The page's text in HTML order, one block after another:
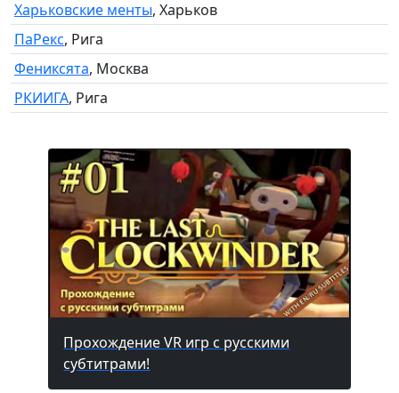
Харьковские менты, Харьков
ПаРекс, Рига
Фениксята, Москва
РКИИГА, Рига
Прохождение VR игр с русскими
субтитрами!